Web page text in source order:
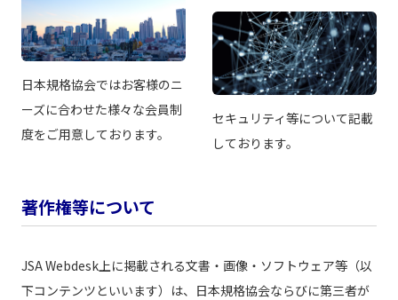
日本規格協会ではお客様のニ
ーズに合わせた様々な会員制
度をご用意しております。
セキュリティ等について記載
しております。
著作権等について
JSA Webdesk上に掲載される文書・画像・ソフトウェア等（以
下コンテンツといいます）は、日本規格協会ならびに第三者が